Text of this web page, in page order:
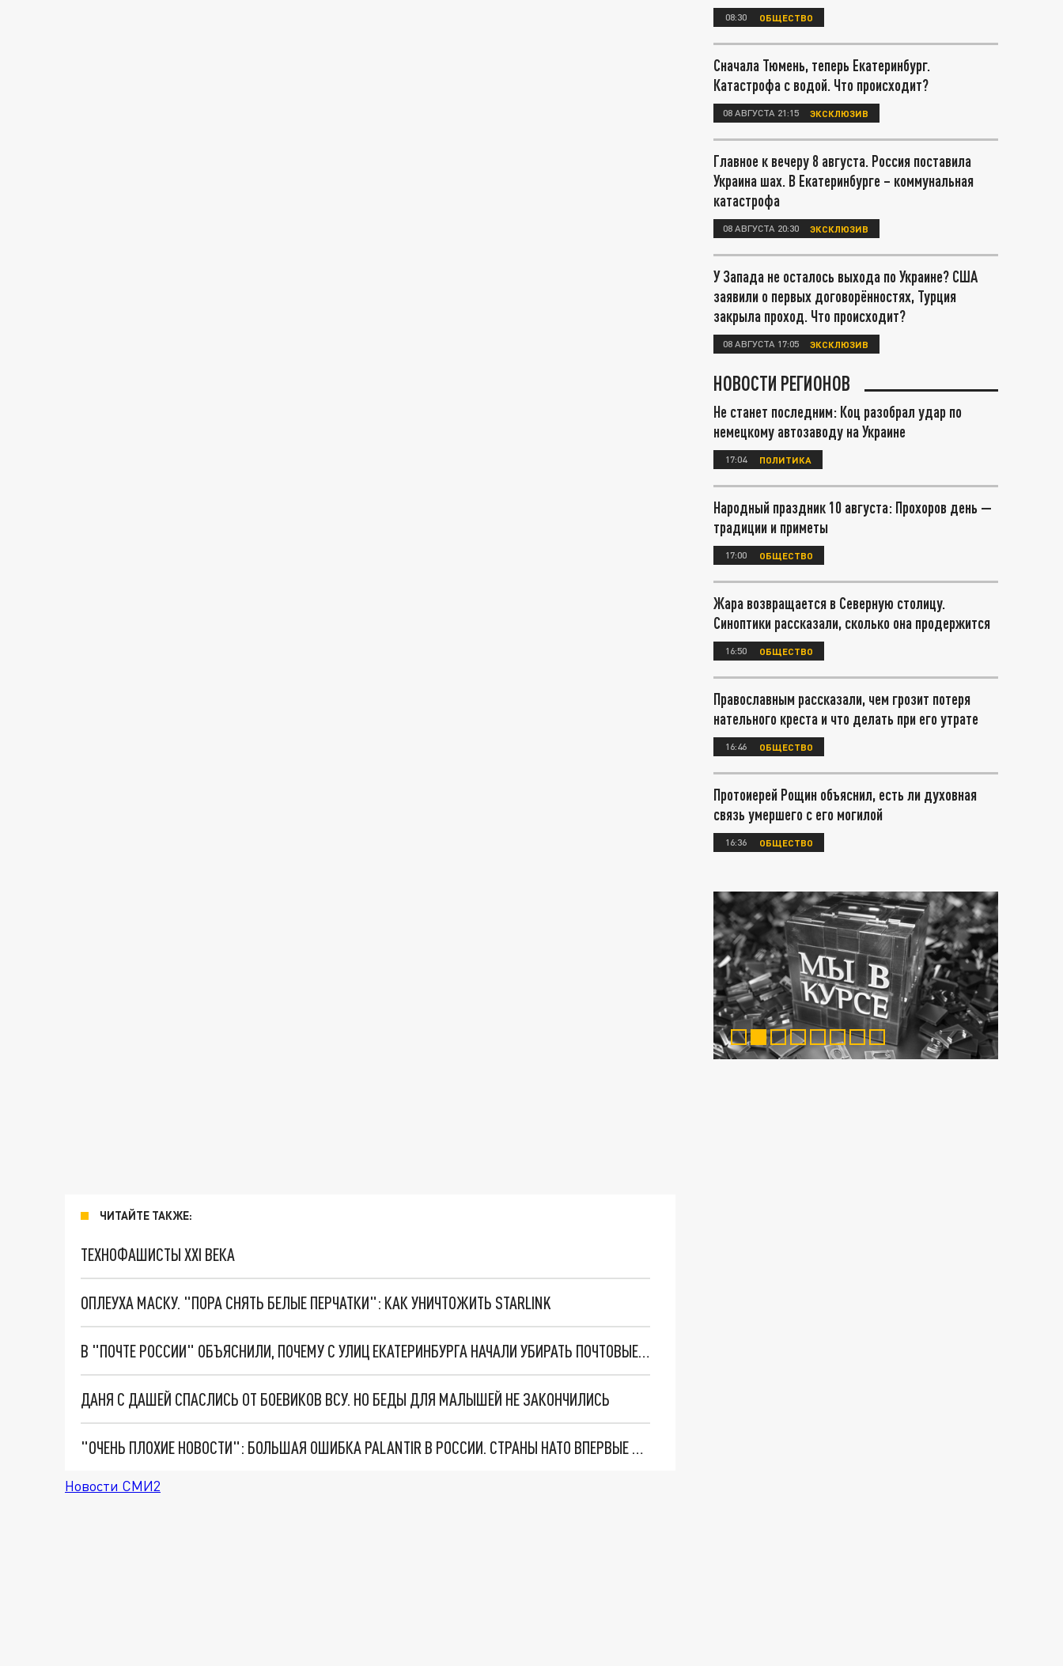
ЧИТАЙТЕ ТАКЖЕ:
ТЕХНОФАШИСТЫ XXI ВЕКА
ОПЛЕУХА МАСКУ. "ПОРА СНЯТЬ БЕЛЫЕ ПЕРЧАТКИ": КАК УНИЧТОЖИТЬ STARLINK
В "ПОЧТЕ РОССИИ" ОБЪЯСНИЛИ, ПОЧЕМУ С УЛИЦ ЕКАТЕРИНБУРГА НАЧАЛИ УБИРАТЬ ПОЧТОВЫЕ ЯЩИКИ
ДАНЯ С ДАШЕЙ СПАСЛИСЬ ОТ БОЕВИКОВ ВСУ. НО БЕДЫ ДЛЯ МАЛЫШЕЙ НЕ ЗАКОНЧИЛИСЬ
"ОЧЕНЬ ПЛОХИЕ НОВОСТИ": БОЛЬШАЯ ОШИБКА PALANTIR В РОССИИ. СТРАНЫ НАТО ВПЕРВЫЕ ЗА СВО ОСТАНОВИЛИ ПОСТАВКИ ОРУЖИЯ. ВСУ ТЕРЯЮТ ПРИГРАНИЧЬЕ?
Новости СМИ2
08:30 ОБЩЕСТВО
Сначала Тюмень, теперь Екатеринбург.
Катастрофа с водой. Что происходит?
08 АВГУСТА 21:15 ЭКСКЛЮЗИВ
Главное к вечеру 8 августа. Россия поставила
Украина шах. В Екатеринбурге – коммунальная
катастрофа
08 АВГУСТА 20:30 ЭКСКЛЮЗИВ
У Запада не осталось выхода по Украине? США
заявили о первых договорённостях, Турция
закрыла проход. Что происходит?
08 АВГУСТА 17:05 ЭКСКЛЮЗИВ
НОВОСТИ РЕГИОНОВ
Не станет последним: Коц разобрал удар по
немецкому автозаводу на Украине
17:04 ПОЛИТИКА
Народный праздник 10 августа: Прохоров день —
традиции и приметы
17:00 ОБЩЕСТВО
Жара возвращается в Северную столицу.
Синоптики рассказали, сколько она продержится
16:50 ОБЩЕСТВО
Православным рассказали, чем грозит потеря
нательного креста и что делать при его утрате
16:46 ОБЩЕСТВО
Протоиерей Рощин объяснил, есть ли духовная
связь умершего с его могилой
16:36 ОБЩЕСТВО